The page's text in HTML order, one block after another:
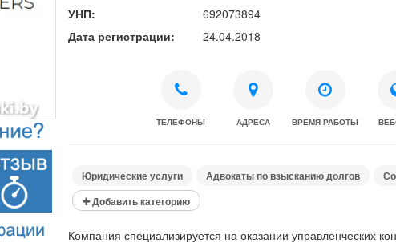
УНП:
692073894
Дата регистрации:
24.04.2018
ТЕЛЕФОНЫ АДРЕСА ВРЕМЯ РАБОТЫ
Юридические услуги Адвокаты по взысканию долгов
Добавить категорию
Компания специализируется на оказании управленческих